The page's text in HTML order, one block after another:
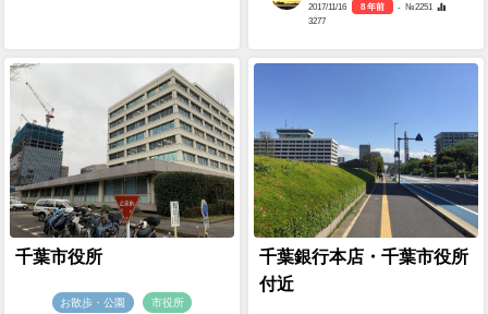
2017/11/16 8 年前
- №2251
3277
千葉市役所
お散歩・公園 市役所
千葉銀行本店・千葉市役所
付近